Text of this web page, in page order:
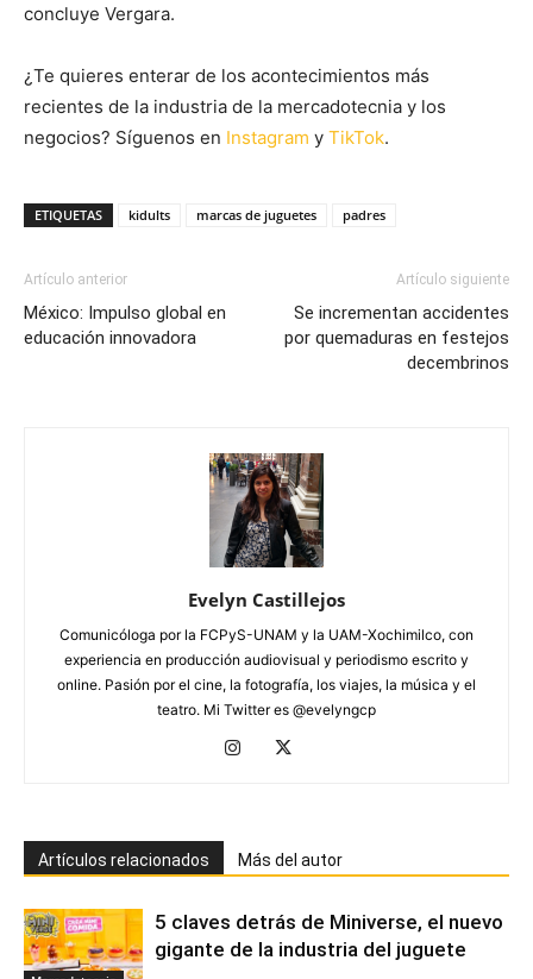
concluye Vergara.
¿Te quieres enterar de los acontecimientos más
recientes de la industria de la mercadotecnia y los
negocios? Síguenos en Instagram y TikTok.
ETIQUETAS kidults marcas de juguetes padres
Artículo anterior
México: Impulso global en
educación innovadora
Artículo siguiente
Se incrementan accidentes
por quemaduras en festejos
decembrinos
Evelyn Castillejos
Comunicóloga por la FCPyS-UNAM y la UAM-Xochimilco, con
experiencia en producción audiovisual y periodismo escrito y
online. Pasión por el cine, la fotografía, los viajes, la música y el
teatro. Mi Twitter es @evelyngcp
Artículos relacionados Más del autor
5 claves detrás de Miniverse, el nuevo
gigante de la industria del juguete